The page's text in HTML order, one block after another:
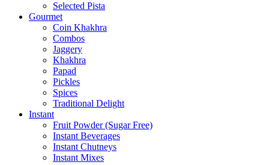
Selected Pista
Gourmet
Coin Khakhra
Combos
Jaggery
Khakhra
Papad
Pickles
Spices
Traditional Delight
Instant
Fruit Powder (Sugar Free)
Instant Beverages
Instant Chutneys
Instant Mixes